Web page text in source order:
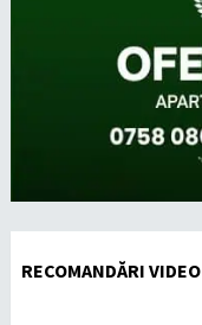
RECOMANDĂRI VIDEO